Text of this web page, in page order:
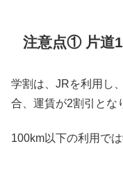
注意点① 片道
学割は、JRを利用し
合、運賃が2割引とな
100km以下の利用で